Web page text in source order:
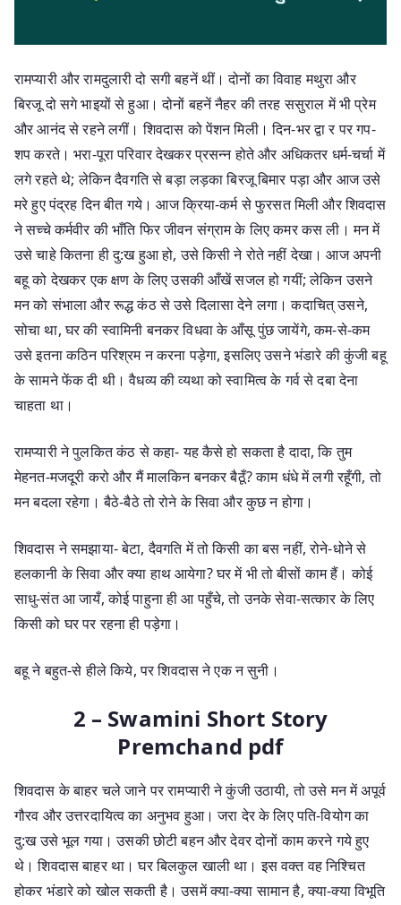
रामप्यारी और रामदुलारी दो सगी बहनें थीं। दोनों का विवाह मथुरा और
बिरजू दो सगे भाइयों से हुआ। दोनों बहनें नैहर की तरह ससुराल में भी प्रेम
और आनंद से रहने लगीं। शिवदास को पेंशन मिली। दिन-भर द्वा र पर गप-
शप करते। भरा-पूरा परिवार देखकर प्रसन्न होते और अधिकतर धर्म-चर्चा में
लगे रहते थे; लेकिन दैवगति से बड़ा लड़का बिरजू बिमार पड़ा और आज उसे
मरे हुए पंद्रह दिन बीत गये। आज क्रिया-कर्म से फुरसत मिली और शिवदास
ने सच्चे कर्मवीर की भाँति फिर जीवन संग्राम के लिए कमर कस ली। मन में
उसे चाहे कितना ही दु:ख हुआ हो, उसे किसी ने रोते नहीं देखा। आज अपनी
बहू को देखकर एक क्षण के लिए उसकी आँखें सजल हो गयीं; लेकिन उसने
मन को संभाला और रूद्ध कंठ से उसे दिलासा देने लगा। कदाचित् उसने,
सोचा था, घर की स्वामिनी बनकर विधवा के आँसू पुंछ जायेंगे, कम-से-कम
उसे इतना कठिन परिश्रम न करना पड़ेगा, इसलिए उसने भंडारे की कुंजी बहू
के सामने फेंक दी थी। वैधव्य की व्यथा को स्वामित्व के गर्व से दबा देना
चाहता था।
रामप्यारी ने पुलकित कंठ से कहा- यह कैसे हो सकता है दादा, कि तुम
मेहनत-मजदूरी करो और मैं मालकिन बनकर बैठूँ? काम धंधे में लगी रहूँगी, तो
मन बदला रहेगा। बैठे-बैठे तो रोने के सिवा और कुछ न होगा।
शिवदास ने समझाया- बेटा, दैवगति में तो किसी का बस नहीं, रोने-धोने से
हलकानी के सिवा और क्या हाथ आयेगा? घर में भी तो बीसों काम हैं। कोई
साधु-संत आ जायँ, कोई पाहुना ही आ पहुँचे, तो उनके सेवा-सत्कार के लिए
किसी को घर पर रहना ही पड़ेगा।
बहू ने बहुत-से हीले किये, पर शिवदास ने एक न सुनी।
2 – Swamini Short Story
Premchand pdf
शिवदास के बाहर चले जाने पर रामप्यारी ने कुंजी उठायी, तो उसे मन में अपूर्व
गौरव और उत्तरदायित्व का अनुभव हुआ। जरा देर के लिए पति-वियोग का
दु:ख उसे भूल गया। उसकी छोटी बहन और देवर दोनों काम करने गये हुए
थे। शिवदास बाहर था। घर बिलकुल खाली था। इस वक्त वह निश्चित
होकर भंडारे को खोल सकती है। उसमें क्या-क्या सामान है, क्या-क्या विभूति